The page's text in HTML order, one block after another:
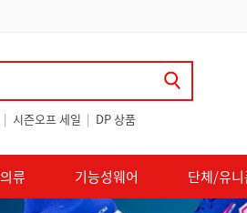
| 시즌오프 세일 | DP 상품
의류 기능성웨어 단체/유